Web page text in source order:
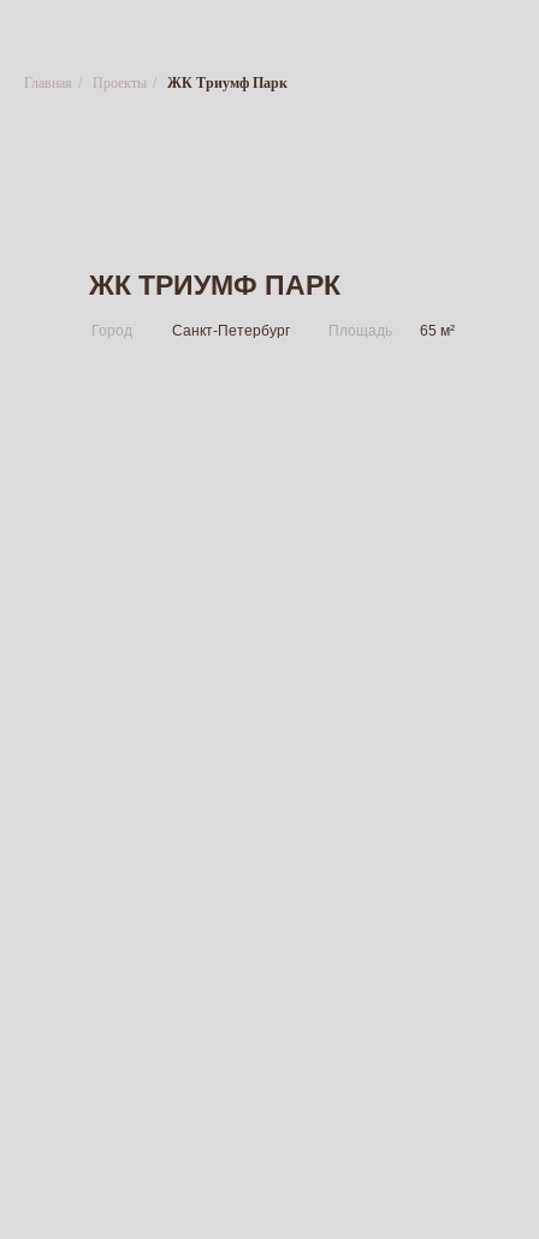
Главная / Проекты / ЖК Триумф Парк
Город Санкт-Петербург Площадь 65 м²
ЖК ТРИУМФ ПАРК